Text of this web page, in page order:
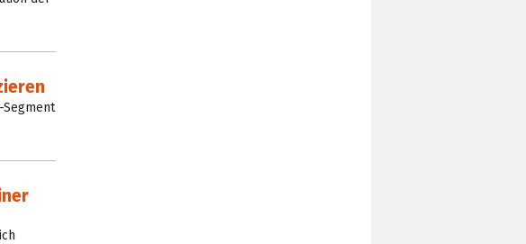
Segment